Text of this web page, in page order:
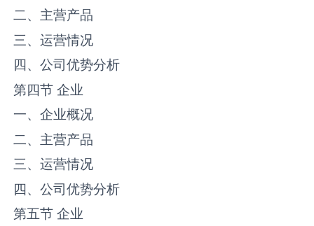
二、主营产品
三、运营情况
四、公司优势分析
第四节 企业
一、企业概况
二、主营产品
三、运营情况
四、公司优势分析
第五节 企业